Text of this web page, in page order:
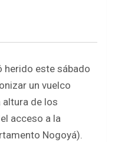
herido este sábado
un vuelco
altura de los
acceso a la
Nogoyá).